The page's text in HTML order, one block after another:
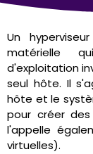
Un
matérielle
d'exploitation
seul hôte. Il
hôte et le
pour créer
l'appelle
virtuelles).